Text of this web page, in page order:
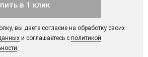
в 1 клик
вы даете согласие на обработку своих
и соглашаетесь с политикой